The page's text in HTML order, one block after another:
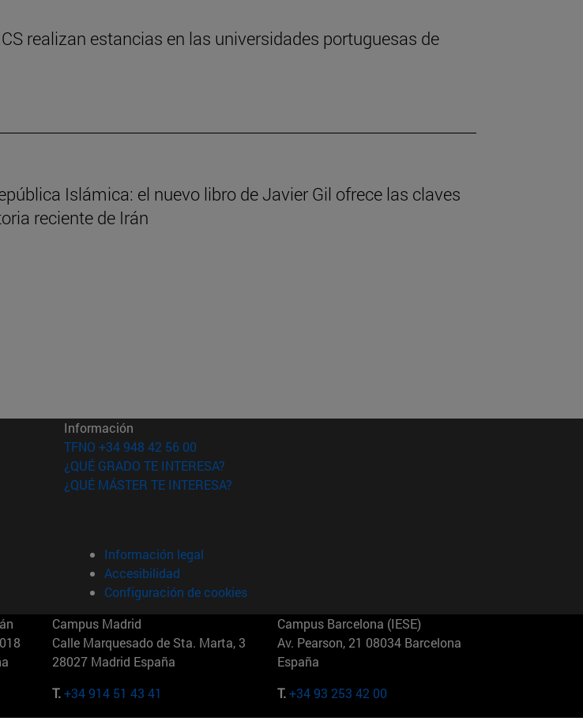
realizan estancias en las universidades portuguesas de
Islámica: el nuevo libro de Javier Gil ofrece las claves
reciente de Irán
ventana)
ventana)
nueva ventana)
en nueva ventana)
en nueva ventana)
Información
TFNO +34 948 42 56 00
¿QUÉ GRADO TE INTERESA?
¿QUÉ MÁSTER TE INTERESA?
Información legal
Accesibilidad
Configuración de cookies
Campus Madrid
Calle Marquesado de Sta. Marta, 3
28027 Madrid España
T.+34 914 51 43 41
Campus Barcelona (IESE)
Av. Pearson, 21 08034 Barcelona
España
T.+34 93 253 42 00